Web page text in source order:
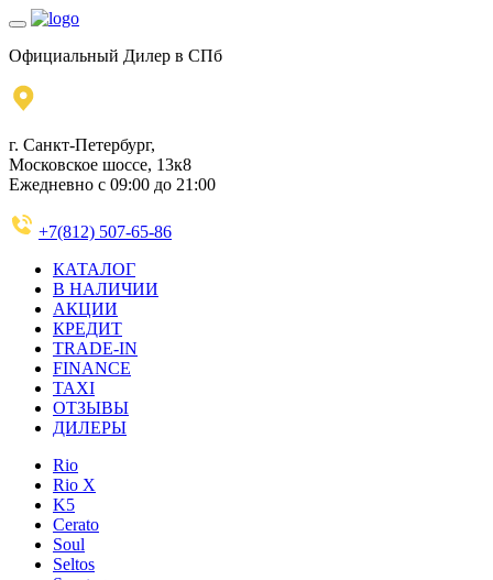
Официальный Дилер в СПб
г. Санкт-Петербург,
Московское шоссе, 13к8
Ежедневно с 09:00 до 21:00
+7(812) 507-65-86
КАТАЛОГ
В НАЛИЧИИ
АКЦИИ
КРЕДИТ
TRADE-IN
FINANCE
TAXI
ОТЗЫВЫ
ДИЛЕРЫ
Rio
Rio X
K5
Cerato
Soul
Seltos